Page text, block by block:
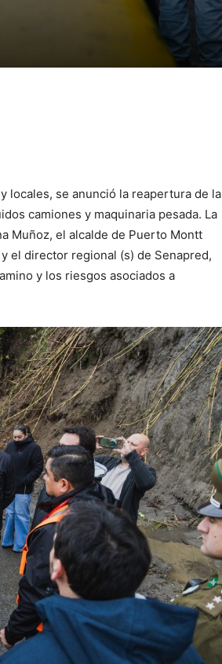
locales, se anunció la reapertura de la
camiones y maquinaria pesada. La
Muñoz, el alcalde de Puerto Montt
el director regional (s) de Senapred,
y los riesgos asociados a